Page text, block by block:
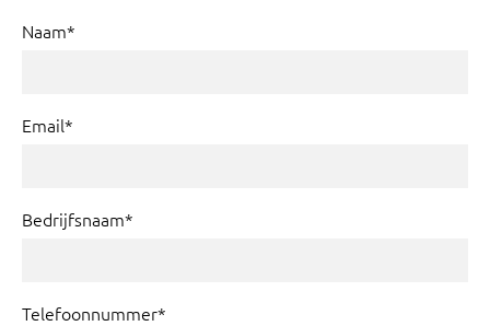
Naam*
Email*
Bedrijfsnaam*
Telefoonnummer*